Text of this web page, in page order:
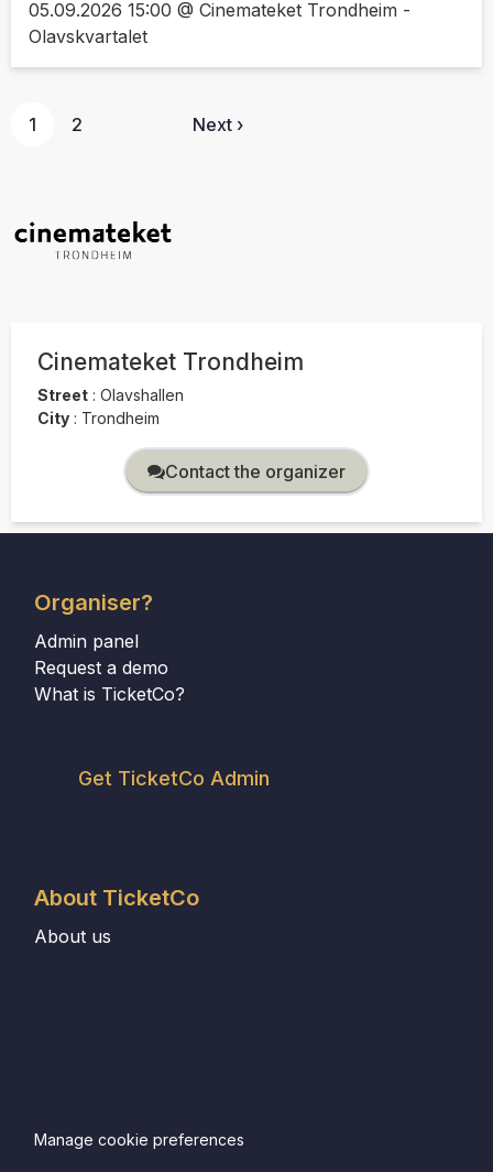
05.09.2026 15:00 @ Cinemateket Trondheim -
Olavskvartalet
1 2 Next ›
Cinemateket Trondheim
Street : Olavshallen
City : Trondheim
Contact the organizer
Organiser?
Admin panel
Request a demo
What is TicketCo?
Get TicketCo Admin
About TicketCo
About us
Manage cookie preferences